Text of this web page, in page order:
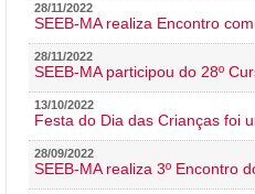
28/11/2022
SEEB-MA realiza Encontro
28/11/2022
SEEB-MA participou do 28º
13/10/2022
Festa do Dia das Crianças foi
28/09/2022
SEEB-MA realiza 3º Encontro